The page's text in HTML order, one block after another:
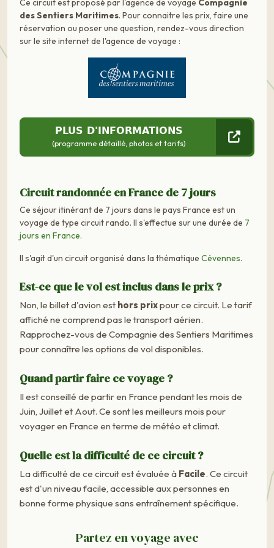
Ce circuit est proposé par l'agence de voyage Compagnie
des Sentiers Maritimes. Pour connaitre les prix, faire une
réservation ou poser une question, rendez-vous direction
sur le site internet de l'agence de voyage :
PLUS D'INFORMATIONS
(programme détaillé, photos et tarifs)
Circuit randonnée en France de 7 jours
Ce séjour itinérant de 7 jours dans le pays France est un
voyage de type circuit rando. Il s'effectue sur une durée de 7
jours en France.
Il s'agit d'un circuit organisé dans la thématique Cévennes.
Est-ce que le vol est inclus dans le prix ?
Non, le billet d'avion est hors prixpour ce circuit. Le tarif
affiché ne comprend pas le transport aérien.
Rapprochez-vous de Compagnie des Sentiers Maritimes
pour connaître les options de vol disponibles.
Quand partir faire ce voyage ?
Il est conseillé de partir en France pendant les mois de
Juin, Juillet et Aout. Ce sont les meilleurs mois pour
voyager en France en terme de météo et climat.
Quelle est la difficulté de ce circuit ?
La difficulté de ce circuit est évaluée à Facile. Ce circuit
est d'un niveau facile, accessible aux personnes en
bonne forme physique sans entraînement spécifique.
Partez en voyage avec